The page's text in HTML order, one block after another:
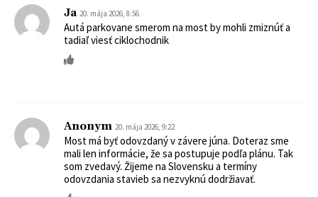
Ja 20. mája 2026, 8:56
Autá parkovane smerom na most by mohli zmiznúť a
tadiaľ viesť ciklochodnik
Anonym 20. mája 2026, 9:22
Most má byť odovzdaný v závere júna. Doteraz sme
mali len informácie, že sa postupuje podľa plánu. Tak
som zvedavý. Žijeme na Slovensku a termíny
odovzdania stavieb sa nezvyknú dodržiavať.